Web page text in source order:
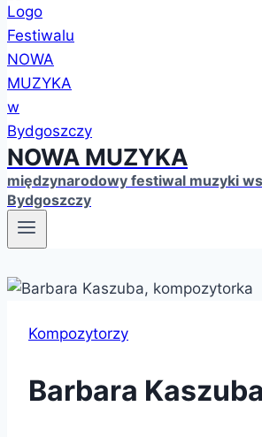
NOWA MUZYKA
międzynarodowy festiwal muzyki
Bydgoszczy
Kompozytorzy
Barbara Kaszuba